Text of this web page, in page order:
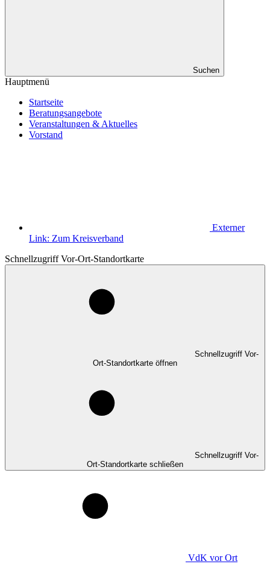
Suchen
Hauptmenü
Startseite
Beratungsangebote
Veranstaltungen & Aktuelles
Vorstand
Externer
Link: Zum Kreisverband
Schnellzugriff Vor-Ort-Standortkarte
Schnellzugriff Vor-
Ort-Standortkarte öffnen
Schnellzugriff Vor-
Ort-Standortkarte schließen
VdK vor Ort